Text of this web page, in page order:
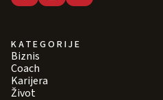
KATEGORIJE
Biznis
Coach
Karijera
Život